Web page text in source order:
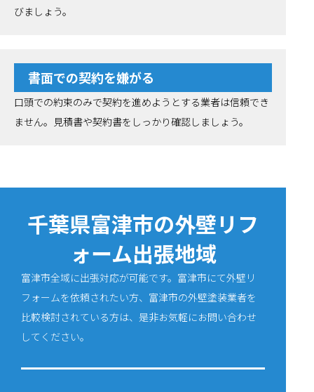
びましょう。
書面での契約を嫌がる
口頭での約束のみで契約を進めようとする業者は信頼でき
ません。見積書や契約書をしっかり確認しましょう。
千葉県富津市の外壁リフ
ォーム出張地域
富津市全域に出張対応が可能です。富津市にて外壁リ
フォームを依頼されたい方、富津市の外壁塗装業者を
比較検討されている方は、是非お気軽にお問い合わせ
してください。